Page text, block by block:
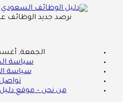
نرصد جديد الوظائف
الجمعة, أغسطس
سياسة
سياسة
من نحن – موقع